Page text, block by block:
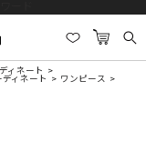
ィネート
ィネート ワンピース